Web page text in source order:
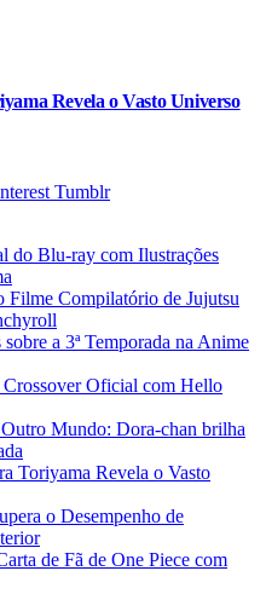
Revela o Vasto Universo
Tumblr
do Blu-ray com Ilustrações
Filme Compilatório de Jujutsu
a 3ª Temporada na Anime
Oficial com Hello
Mundo: Dora-chan brilha
Toriyama Revela o Vasto
o Desempenho de
de Fã de One Piece com